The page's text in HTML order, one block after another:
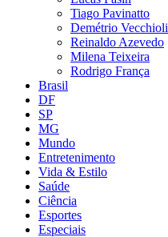
Tiago Pavinatto
Demétrio Vecchioli
Reinaldo Azevedo
Milena Teixeira
Rodrigo França
Brasil
DF
SP
MG
Mundo
Entretenimento
Vida & Estilo
Saúde
Ciência
Esportes
Especiais